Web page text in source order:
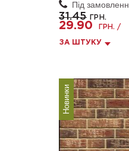
Під
31.45 ГРН.
29.90 ГРН. /
ЗА ШТУКУ
Новинки